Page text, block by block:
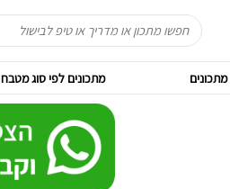
מתכונים מתכונים לפי סוג מטבח